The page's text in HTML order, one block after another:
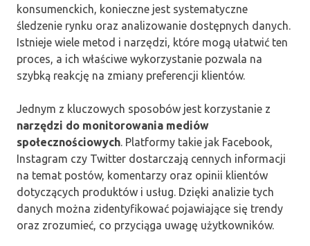
konsumenckich, konieczne jest systematyczne
śledzenie rynku oraz analizowanie dostępnych danych.
Istnieje wiele metod i narzędzi, które mogą ułatwić ten
proces, a ich właściwe wykorzystanie pozwala na
szybką reakcję na zmiany preferencji klientów.
Jednym z kluczowych sposobów jest korzystanie z
narzędzi do monitorowania mediów
społecznościowych. Platformy takie jak Facebook,
Instagram czy Twitter dostarczają cennych informacji
na temat postów, komentarzy oraz opinii klientów
dotyczących produktów i usług. Dzięki analizie tych
danych można zidentyfikować pojawiające się trendy
oraz zrozumieć, co przyciąga uwagę użytkowników.